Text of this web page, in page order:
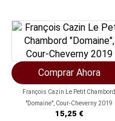
Comprar Ahora
François Cazin Le Petit Chambord
"Domaine", Cour-Cheverny 2019
Precio
15,25 €